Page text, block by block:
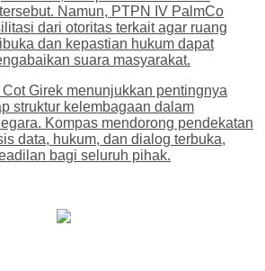
Namun, PTPN IV PalmCo
dari otoritas terkait agar ruang
dan kepastian hukum dapat
suara masyarakat.
Girek menunjukkan pentingnya
struktur kelembagaan dalam
Kompas mendorong pendekatan
data, hukum, dan dialog terbuka,
bagi seluruh pihak.